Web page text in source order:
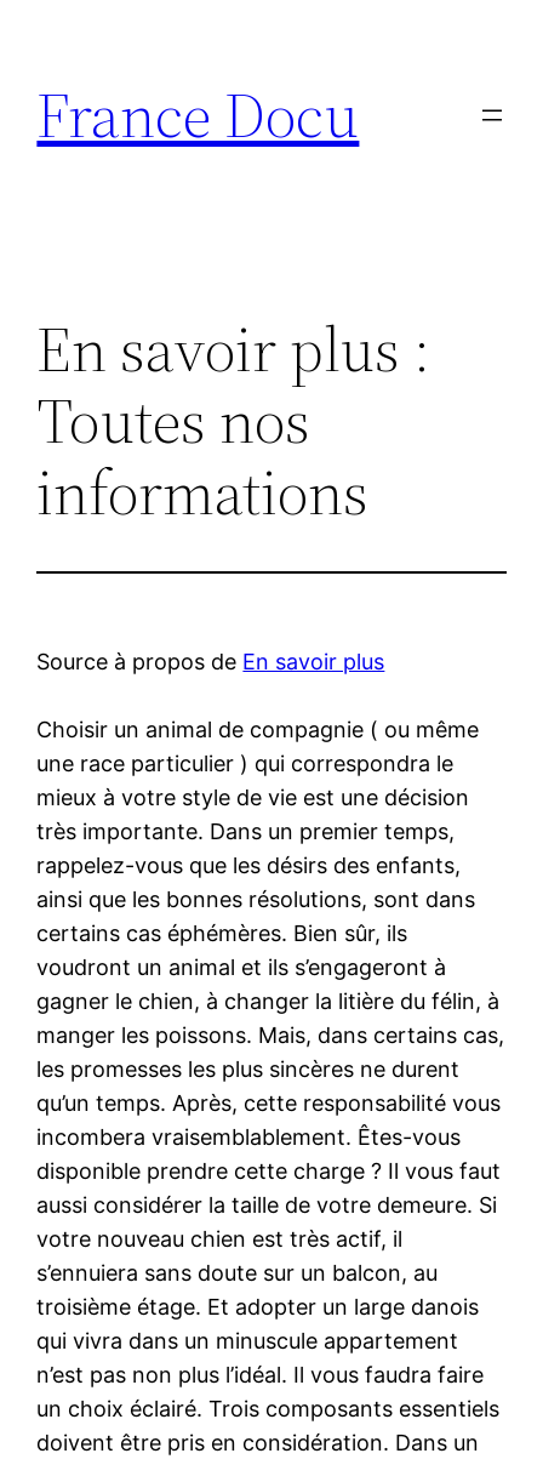
contenu
France Docu
En savoir plus :
Toutes nos
informations
Source à propos de En savoir plus
Choisir un animal de compagnie ( ou même
une race particulier ) qui correspondra le
mieux à votre style de vie est une décision
très importante. Dans un premier temps,
rappelez-vous que les désirs des enfants,
ainsi que les bonnes résolutions, sont dans
certains cas éphémères. Bien sûr, ils
voudront un animal et ils s’engageront à
gagner le chien, à changer la litière du félin, à
manger les poissons. Mais, dans certains cas,
les promesses les plus sincères ne durent
qu’un temps. Après, cette responsabilité vous
incombera vraisemblablement. Êtes-vous
disponible prendre cette charge ? Il vous faut
aussi considérer la taille de votre demeure. Si
votre nouveau chien est très actif, il
s’ennuiera sans doute sur un balcon, au
troisième étage. Et adopter un large danois
qui vivra dans un minuscule appartement
n’est pas non plus l’idéal. Il vous faudra faire
un choix éclairé. Trois composants essentiels
doivent être pris en considération. Dans un